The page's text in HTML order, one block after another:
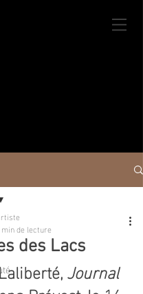
des Lacs
de lecture
Journal